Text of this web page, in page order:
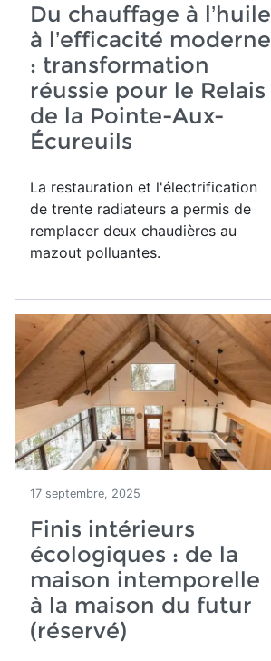
Du chauffage à l’huile
à l’efficacité moderne
: transformation
réussie pour le Relais
de la Pointe-Aux-
Écureuils
La restauration et l'électrification
de trente radiateurs a permis de
remplacer deux chaudières au
mazout polluantes.
17 septembre, 2025
Finis intérieurs
écologiques : de la
maison intemporelle
à la maison du futur
(réservé)